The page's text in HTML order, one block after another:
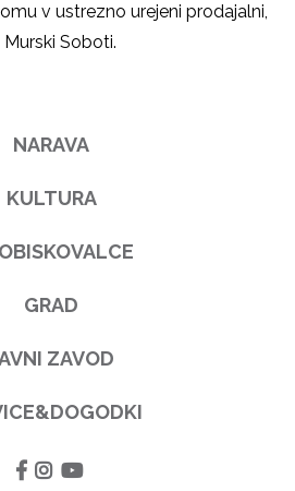
v ustrezno urejeni prodajalni,
Soboti.
NARAVA
KULTURA
GRAD
ZAVOD